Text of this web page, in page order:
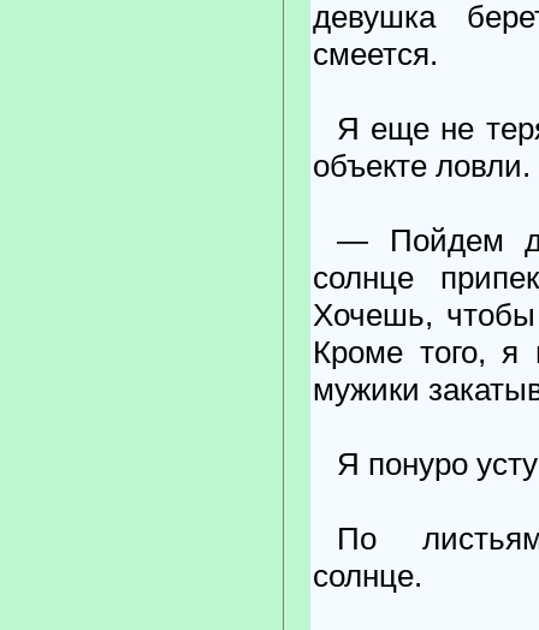
девушка
смеется.
Я еще не
объекте
— Пойдем
солнце
Хочешь, чтобы
Кроме того, я
мужики
Я понуро
По
солнце.